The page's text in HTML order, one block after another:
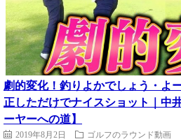
劇的変化！釣りよかでしょう・よ
正しただけでナイスショット｜中
ーヤーへの道】
2019年8月2日 ゴルフのラウンド動画